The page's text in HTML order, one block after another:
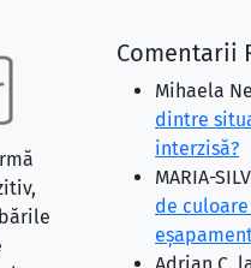
Comentarii
Mihaela
dintre
interzisă?
MARIA-
de